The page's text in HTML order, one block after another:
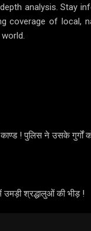
analysis. Stay
coverage of local,
! पुलिस ने उसके गुर्गों
श्रद्धालुओं की भीड़ !